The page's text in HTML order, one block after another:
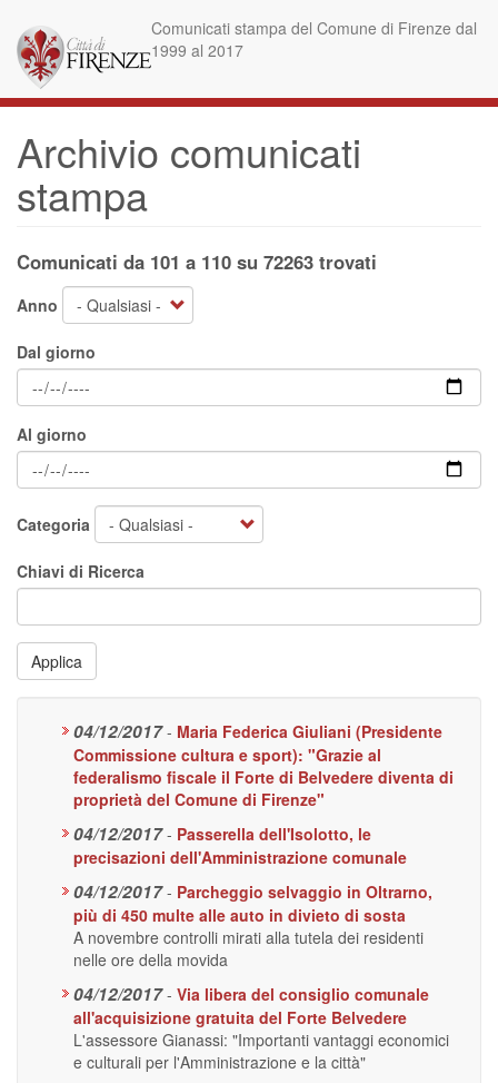
contenuto
principale
Comunicati stampa del Comune di Firenze dal
1999 al 2017
Archivio comunicati
stampa
Comunicati da 101 a 110 su 72263 trovati
Anno
Dal giorno
Al giorno
Categoria
Chiavi di Ricerca
Applica
04/12/2017 - Maria Federica Giuliani (Presidente
Commissione cultura e sport): "Grazie al
federalismo fiscale il Forte di Belvedere diventa di
proprietà del Comune di Firenze"
04/12/2017 - Passerella dell'Isolotto, le
precisazioni dell'Amministrazione comunale
04/12/2017 - Parcheggio selvaggio in Oltrarno,
più di 450 multe alle auto in divieto di sosta
A novembre controlli mirati alla tutela dei residenti
nelle ore della movida
04/12/2017 - Via libera del consiglio comunale
all'acquisizione gratuita del Forte Belvedere
L'assessore Gianassi: "Importanti vantaggi economici
e culturali per l'Amministrazione e la città"